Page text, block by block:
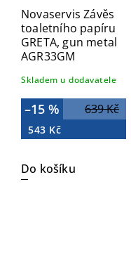
Novaservis Závěs
toaletního papíru
GRETA, gun metal
AGR33GM
Skladem u dodavatele
639 Kč
–15 %
543 Kč
Do košíku